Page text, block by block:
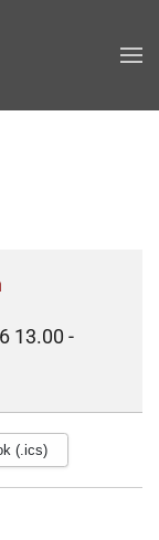
13.00 -
(.ics)